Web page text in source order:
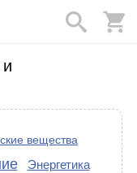
вещества
Энергетика